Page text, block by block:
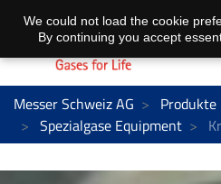
Messer Schweiz AG Produkte
Spezialgase Equipment
We could not load the cookie
By continuing you accept